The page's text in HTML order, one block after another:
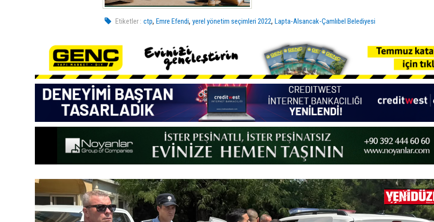
Etiketler : ctp,Emre Efendi,yerel yönetim seçimleri 2022,Lapta-Alsancak-Çamlıbel Belediyesi